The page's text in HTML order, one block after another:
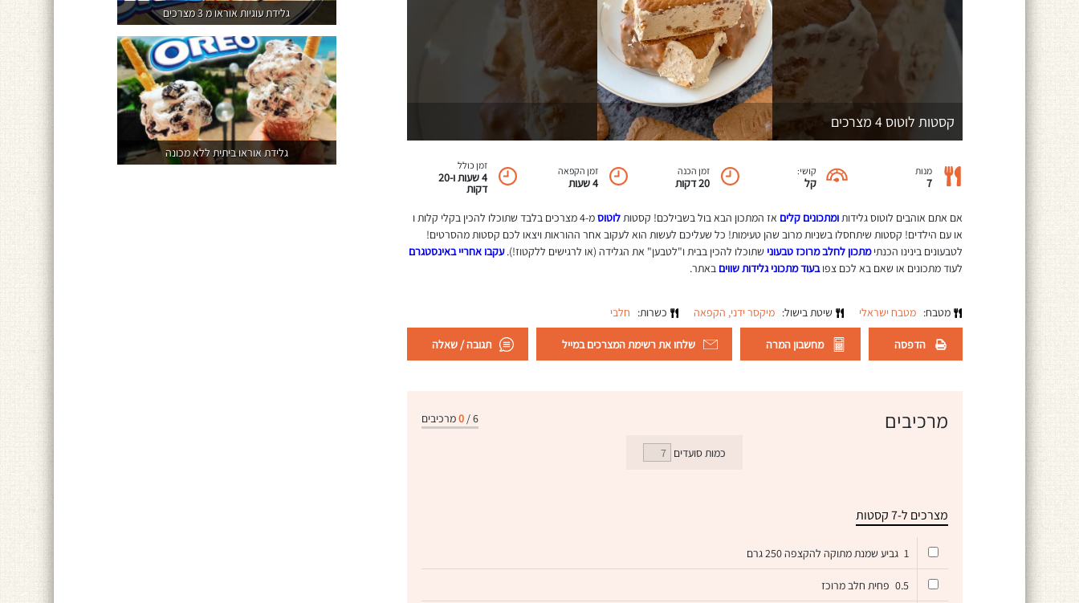
קסטות לוטוס 4 מצרכים
מנות
7
קושי:
קל
זמן הכנה
20 דקות
זמן הקפאה
4 שעות
זמן כולל
4 שעות ו-20
דקות
אם אתם אוהבים לוטוס גלידותומתכונים קלים אז המתכון הבא בול בשבילכם! קסטותלוטוס
מ-4 מצרכים בלבד שתוכלו להכין בקלי קלות ו
או עם הילדים! קסטות שיתחסלו בשניות מרוב שהן טעימות! כל שעליכם לעשות הוא לעקוב אחר ההוראות ויצאו לכם קסטות מהסרטים!
לטבעונים בינינו הכנתימתכון לחלב מרוכז טבעוני שתוכלו להכין בבית ו"לטבען" את הגלידה (או לרגישים ללקטוז!).עקבו אחריי באינסטגרם
לעוד מתכונים או שאם בא לכם צפובעוד מתכוני גלידות שווים באתר.
מטבח: מטבח ישראלי שיטת בישול: מיקסר ידני, הקפאה כשרות: חלבי
הדפסה מחשבון המרה שלחו את רשימת המצרכים במייל תגובה / שאלה
6
/
0מרכיבים מרכיבים
כמות סועדים
מצרכים ל-7 קסטות
1 גביע שמנת מתוקה להקצפה 250 גרם
0.5 פחית חלב מרוכז
גלידת עוגיות אוראו מ 3 מצרכים
גלידת אוראו ביתית ללא מכונה